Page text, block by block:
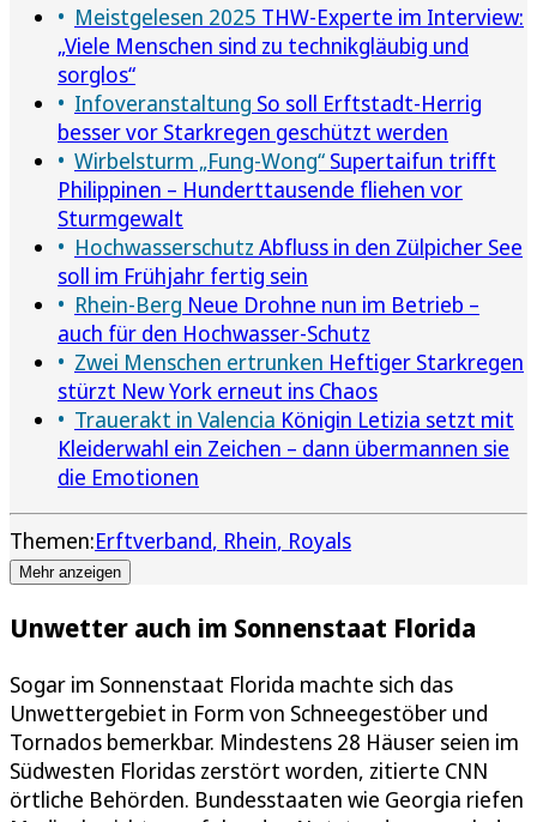
Meistgelesen 2025 THW-Experte im Interview:
„Viele Menschen sind zu technikgläubig und
sorglos“
Infoveranstaltung So soll Erftstadt-Herrig
besser vor Starkregen geschützt werden
Wirbelsturm „Fung-Wong“ Supertaifun trifft
Philippinen – Hunderttausende fliehen vor
Sturmgewalt
Hochwasserschutz Abfluss in den Zülpicher See
soll im Frühjahr fertig sein
Rhein-Berg Neue Drohne nun im Betrieb –
auch für den Hochwasser-Schutz
Zwei Menschen ertrunken Heftiger Starkregen
stürzt New York erneut ins Chaos
Trauerakt in Valencia Königin Letizia setzt mit
Kleiderwahl ein Zeichen – dann übermannen sie
die Emotionen
Themen:Erftverband Rhein Royals
Mehr anzeigen
Unwetter auch im Sonnenstaat Florida
Sogar im Sonnenstaat Florida machte sich das
Unwettergebiet in Form von Schneegestöber und
Tornados bemerkbar. Mindestens 28 Häuser seien im
Südwesten Floridas zerstört worden, zitierte CNN
örtliche Behörden. Bundesstaaten wie Georgia riefen